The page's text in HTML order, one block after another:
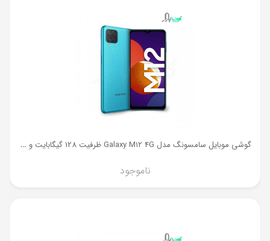
گ
وشی موبایل سامسونگ مدل Galaxy M12 4G ظرفیت 128 گیگابایت و رم 6 گیگ
ناموجود